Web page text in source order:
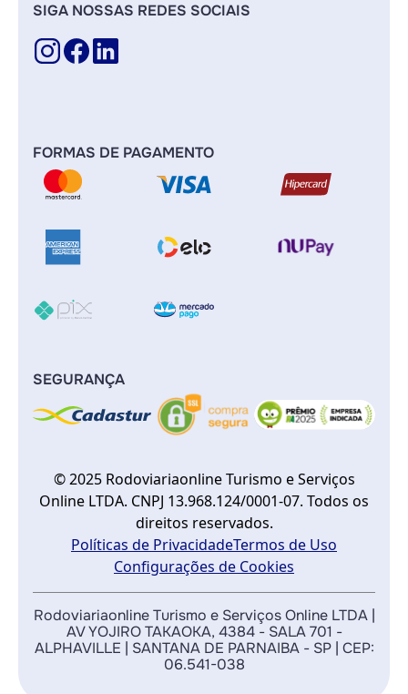
SIGA NOSSAS REDES SOCIAIS
FORMAS DE PAGAMENTO
SEGURANÇA
© 2025 Rodoviariaonline Turismo e Serviços
Online LTDA. CNPJ 13.968.124/0001-07. Todos os
direitos reservados.
Políticas de PrivacidadeTermos de Uso
Configurações de Cookies
Rodoviariaonline Turismo e Serviços Online LTDA |
AV YOJIRO TAKAOKA, 4384 - SALA 701 -
ALPHAVILLE | SANTANA DE PARNAIBA - SP | CEP:
06.541-038